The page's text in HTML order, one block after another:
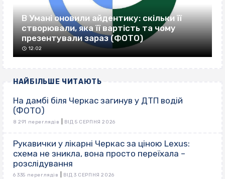
В Умані оновили айдентику: скільки її
створювали, яка її вартість та чому
презентували зараз (ФОТО)
12:02
НАЙБІЛЬШЕ ЧИТАЮТЬ
На дамбі біля Черкас загинув у ДТП водій
(ФОТО)
8 291 переглядів ВІД 5 СЕРПНЯ 2026
Рукавички у лікарні Черкас за ціною Lexus:
схема не зникла, вона просто переїхала –
розслідування
6 335 переглядів ВІД 3 СЕРПНЯ 2026